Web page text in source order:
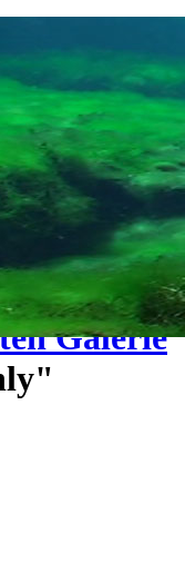
ist auf
existiert
Galerie